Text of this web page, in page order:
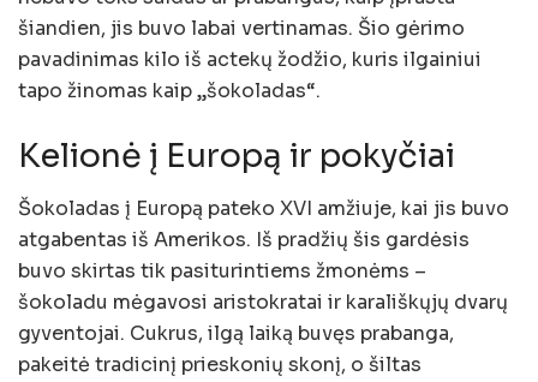
šiandien, jis buvo labai vertinamas. Šio gėrimo
pavadinimas kilo iš actekų žodžio, kuris ilgainiui
tapo žinomas kaip „šokoladas“.
Kelionė į Europą ir pokyčiai
Šokoladas į Europą pateko XVI amžiuje, kai jis buvo
atgabentas iš Amerikos. Iš pradžių šis gardėsis
buvo skirtas tik pasiturintiems žmonėms –
šokoladu mėgavosi aristokratai ir karališkųjų dvarų
gyventojai. Cukrus, ilgą laiką buvęs prabanga,
pakeitė tradicinį prieskonių skonį, o šiltas